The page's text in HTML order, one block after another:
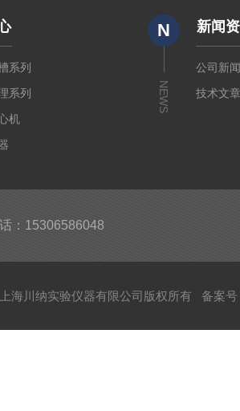
系列
系列
机
N
NEWS
新闻
公司新
技术文
：15306586048
海川纳实验仪器有限公司版权所有 备案号